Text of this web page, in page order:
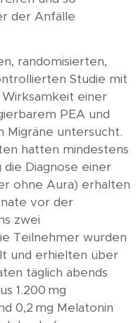
der Anfälle
randomisierten,
Studie mit
einer
PEA und
Migräne untersucht.
hatten mindestens
Diagnose einer
ohne Aura) erhalten
vor der
zwei
Teilnehmer wurden
und erhielten über
täglich abends
1.200 mg
0,2 mg Melatonin